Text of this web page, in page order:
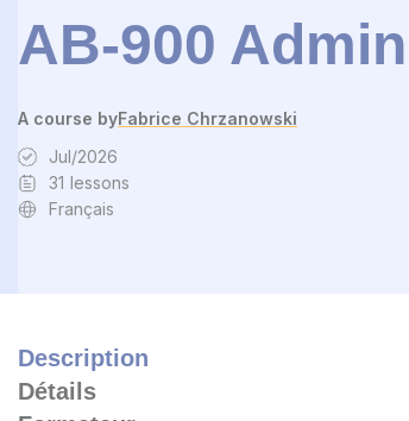
AB-900
A course byFabrice Chrzanowski
Jul/2026
31 lessons
Français
Description
Détails